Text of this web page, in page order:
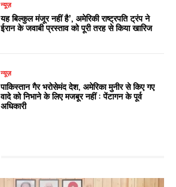
न्यूज़
यह बिल्कुल मंजूर नहीं है’, अमेरिकी राष्ट्रपति ट्रंप ने
ईरान के जवाबी प्रस्ताव को पूरी तरह से किया खारिज
न्यूज़
पाकिस्तान गैर भरोसेमंद देश, अमेरिका मुनीर से किए गए
वादे को निभाने के लिए मजबूर नहीं : पेंटागन के पूर्व
अधिकारी